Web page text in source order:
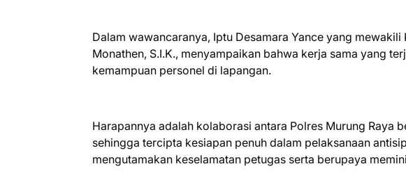
Dalam wawancaranya, Iptu Desamara Yance yang
Monathen, S.I.K., menyampaikan bahwa kerja sama yang
kemampuan personel di lapangan.
Harapannya adalah kolaborasi antara Polres Murung Raya
sehingga tercipta kesiapan penuh dalam pelaksanaan
mengutamakan keselamatan petugas serta berupaya